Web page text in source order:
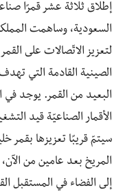
إطلاق ثلاثة عشر قمرًا
السعودية، وساهمت
لتعزيز الاتّصالات على
الصينية القادمة التي
البعيد من القمر. يوجد في
الأقمار الصناعيّة قيد
سيتمّ قريبًا تعزيزها
المريخ بعد عامين من
إلى الفضاء في المستقبل